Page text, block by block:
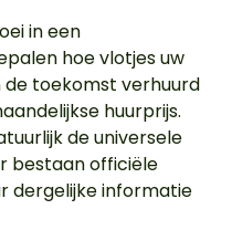
in een
hoe vlotjes uw
toekomst verhuurd
huurprijs.
de universele
bestaan officiële
dergelijke informatie